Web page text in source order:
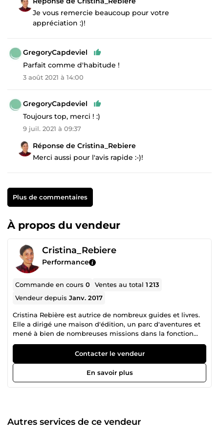
Je vous remercie beaucoup pour votre
appréciation :)!
GregoryCapdeviel
Parfait comme d'habitude !
3 août 2021 à 14:00
GregoryCapdeviel
Toujours top, merci ! :)
9 juil. 2021 à 09:37
Réponse de Cristina_Rebiere
Merci aussi pour l'avis rapide :-)!
Plus de commentaires
À propos du vendeur
Cristina_Rebiere
Performance
Commande en cours0 Ventes au total1 213
Vendeur depuisJanv. 2017
Cristina Rebière est autrice de nombreux guides et livres.
Elle a dirigé une maison d'édition, un parc d'aventures et
mené à bien de nombreuses missions dans la fonction
publique européenne. Elle est aussi spécialisée dans la
formation continue. Ses origines: Après la Révolution
roumaine, Cristina interrompt de brillantes études pour
entrer à l'université en France où elle suit tout le cursus en
faculté de droit et obtient une Maîtrise en Administration
d'assistance de la Commission Européenne. De retour à
Bucarest elle est successivement contrôleuse de gestion,
Contacter le vendeur
En savoir plus
Autres services de ce vendeur